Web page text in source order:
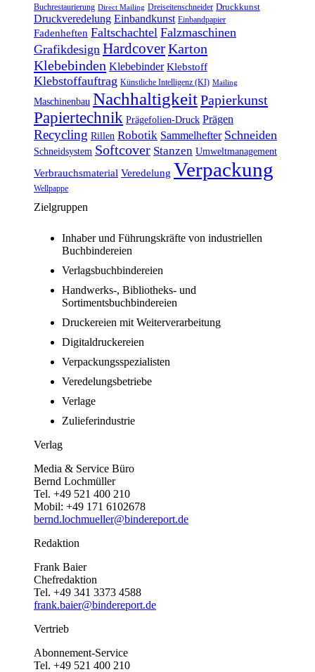
Buchrestaurierung Direct Mailing Dreiseitenschneider Druckkunst
Druckveredelung Einbandkunst Einbandpapier
Fadenheften Faltschachtel Falzmaschinen
Grafikdesign HardcoverKarton
Klebebinden Klebebinder Klebstoff
Klebstoffauftrag Künstliche Intelligenz (KI) Mailing
Maschinenbau NachhaltigkeitPapierkunst
Papiertechnik Prägefolien-Druck Prägen
Recycling Rillen Robotik Sammelhefter Schneiden
Schneidsystem Softcover Stanzen Umweltmanagement
Verbrauchsmaterial Veredelung Verpackung
Wellpappe
Zielgruppen
Inhaber und Führungskräfte von industriellen
Buchbindereien
Verlagsbuchbindereien
Handwerks-, Bibliotheks- und
Sortimentsbuchbindereien
Druckereien mit Weiterverarbeitung
Digitaldruckereien
Verpackungsspezialisten
Veredelungsbetriebe
Verlage
Zulieferindustrie
Verlag
Media & Service Büro
Bernd Lochmüller
Tel. +49 521 400 210
Mobil: +49 171 6102678
bernd.lochmueller@bindereport.de
Redaktion
Frank Baier
Chefredaktion
Tel. +49 341 3373 4588
frank.baier@bindereport.de
Vertrieb
Abonnement-Service
Tel. +49 521 400 210